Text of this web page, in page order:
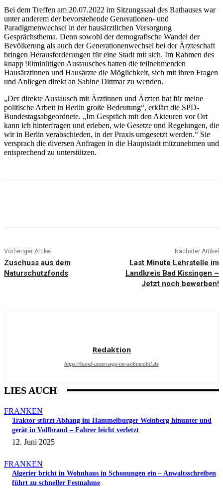
Bei dem Treffen am 20.07.2022 im Sitzungssaal des Rathauses war
unter anderem der bevorstehende Generationen- und
Paradigmenwechsel in der hausärztlichen Versorgung
Gesprächsthema. Denn sowohl der demografische Wandel der
Bevölkerung als auch der Generationenwechsel bei der Ärzteschaft
bringen Herausforderungen für eine Stadt mit sich. Im Rahmen des
knapp 90minütigen Austausches hatten die teilnehmenden
Hausärztinnen und Hausärzte die Möglichkeit, sich mit ihren Fragen
und Anliegen direkt an Sabine Dittmar zu wenden.
„Der direkte Austausch mit Ärztinnen und Ärzten hat für meine
politische Arbeit in Berlin große Bedeutung“, erklärt die SPD-
Bundestagsabgeordnete. „Im Gespräch mit den Akteuren vor Ort
kann ich hinterfragen und erleben, wie Gesetze und Regelungen, die
wir in Berlin verabschieden, in der Praxis umgesetzt werden.“ Sie
versprach die diversen Anfragen in die Hauptstadt mitzunehmen und
entsprechend zu unterstützen.
Vorheriger Artikel
Zuschuss aus dem
Naturschutzfonds
Nächster Artikel
Last Minute Lehrstelle im
Landkreis Bad Kissingen –
Jetzt noch bewerben!
Redaktion
https://hund-unterwegs-im-wohnmobil.de
LIES AUCH
FRANKEN
Traktor stürzt Abhang im Hammelburger Weinberg hinunter und
gerät in Vollbrand – Fahrer leicht verletzt
12. Juni 2025
FRANKEN
Algerier bricht in Wohnhaus in Schonungen ein – Anwaltsschreiben
führt zu schneller Festnahme